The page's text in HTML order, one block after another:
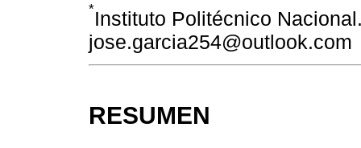
*Instituto Politécnico
jose.garcia254@outlook.com
RESUMEN